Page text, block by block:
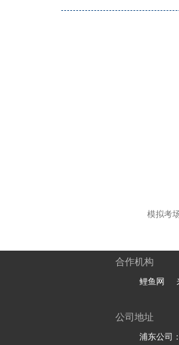
模拟考
合作机构
鲤鱼网
公司地址
浦东公司